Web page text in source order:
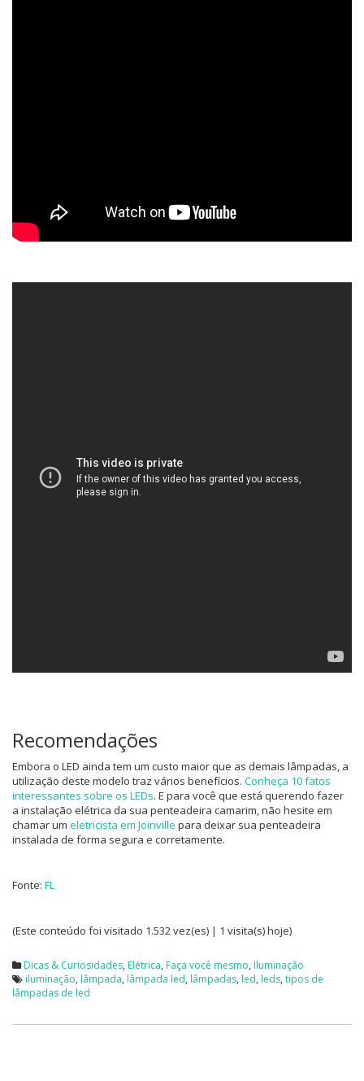
Recomendações
Embora o LED ainda tem um custo maior que as demais lâmpadas, a
utilização deste modelo traz vários benefícios. Conheça 10 fatos
interessantes sobre os LEDs. E para você que está querendo fazer
a instalação elétrica da sua penteadeira camarim, não hesite em
chamar um eletricista em Joinville para deixar sua penteadeira
instalada de forma segura e corretamente.
Fonte: FL
(Este conteúdo foi visitado 1.532 vez(es) | 1 visita(s) hoje)
Dicas & Curiosidades, Elétrica, Faça você mesmo, Iluminação
iluminação, lâmpada, lâmpada led, lâmpadas, led, leds, tipos de
lâmpadas de led